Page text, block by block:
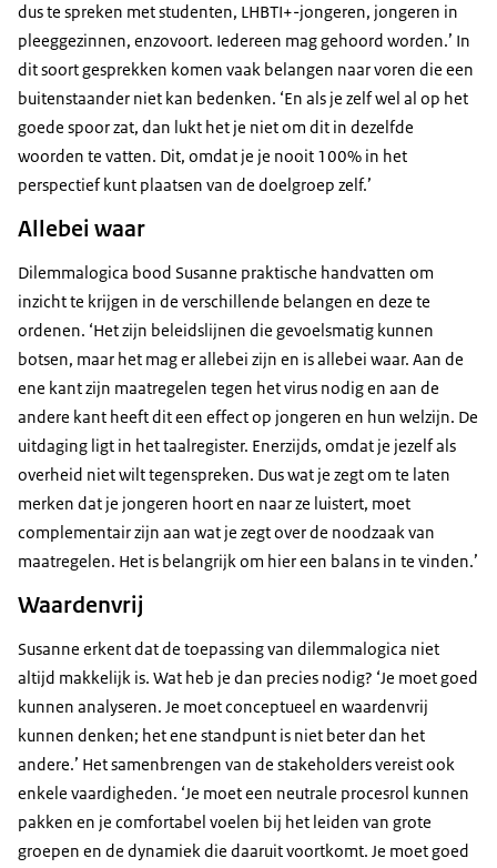
dus te spreken met studenten, LHBTI+-jongeren, jongeren in
pleeggezinnen, enzovoort. Iedereen mag gehoord worden.’ In
dit soort gesprekken komen vaak belangen naar voren die een
buitenstaander niet kan bedenken. ‘En als je zelf wel al op het
goede spoor zat, dan lukt het je niet om dit in dezelfde
woorden te vatten. Dit, omdat je je nooit 100% in het
perspectief kunt plaatsen van de doelgroep zelf.’
Allebei waar
Dilemmalogica bood Susanne praktische handvatten om
inzicht te krijgen in de verschillende belangen en deze te
ordenen. ‘Het zijn beleidslijnen die gevoelsmatig kunnen
botsen, maar het mag er allebei zijn en is allebei waar. Aan de
ene kant zijn maatregelen tegen het virus nodig en aan de
andere kant heeft dit een effect op jongeren en hun welzijn. De
uitdaging ligt in het taalregister. Enerzijds, omdat je jezelf als
overheid niet wilt tegenspreken. Dus wat je zegt om te laten
merken dat je jongeren hoort en naar ze luistert, moet
complementair zijn aan wat je zegt over de noodzaak van
maatregelen. Het is belangrijk om hier een balans in te vinden.’
Waardenvrij
Susanne erkent dat de toepassing van dilemmalogica niet
altijd makkelijk is. Wat heb je dan precies nodig? ‘Je moet goed
kunnen analyseren. Je moet conceptueel en waardenvrij
kunnen denken; het ene standpunt is niet beter dan het
andere.’ Het samenbrengen van de stakeholders vereist ook
enkele vaardigheden. ‘Je moet een neutrale procesrol kunnen
pakken en je comfortabel voelen bij het leiden van grote
groepen en de dynamiek die daaruit voortkomt. Je moet goed